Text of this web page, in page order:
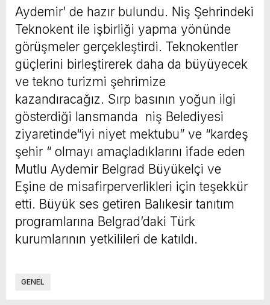
Aydemir’ de hazır bulundu. Niş Şehrindeki
Teknokent ile işbirliği yapma yönünde
görüşmeler gerçekleştirdi. Teknokentler
güçlerini birleştirerek daha da büyüyecek
ve tekno turizmi şehrimize
kazandıracağız. Sırp basının yoğun ilgi
gösterdiği lansmanda niş Belediyesi
ziyaretinde“iyi niyet mektubu” ve “kardeş
şehir “ olmayı amaçladıklarını ifade eden
Mutlu Aydemir Belgrad Büyükelçi ve
Eşine de misafirperverlikleri için teşekkür
etti. Büyük ses getiren Balıkesir tanıtım
programlarına Belgrad’daki Türk
kurumlarının yetkilileri de katıldı.
GENEL